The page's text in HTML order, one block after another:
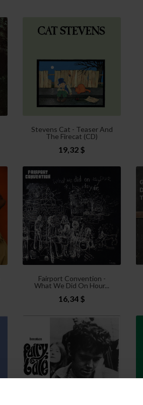
Stevens Cat - Teaser And
The Firecat (CD)
19,32 $
Fairport Convention -
What We Did On Hour...
16,34 $